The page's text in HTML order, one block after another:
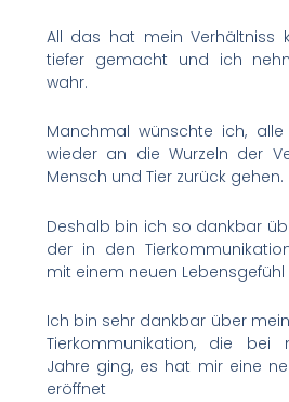
All das hat mein Verhältniss
tiefer gemacht und ich
wahr.
Manchmal wünschte ich,
wieder an die Wurzeln der
Mensch und Tier zurück gehen.
Deshalb bin ich so dankbar
der in den
mit einem neuen
Ich bin sehr dankbar über
Tierkommunikation, die bei
Jahre ging, es hat mir eine
eröffnet